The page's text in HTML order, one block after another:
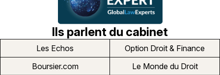
Ils parlent du cabinet
Les Echos
Option Droit & Finance
Boursier.com
Le Monde du Droit